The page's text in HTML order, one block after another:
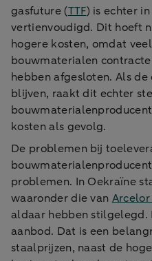
gasfuture (TTF) is echter
vertienvoudigd. Dit hoeft
hogere kosten, omdat
bouwmaterialen
hebben afgesloten. Als
blijven, raakt dit echter
kosten als gevolg.
De problemen bij
problemen. In Oekraïne
waaronder die van
aldaar hebben
aanbod. Dat is een
staalprijzen, naast de